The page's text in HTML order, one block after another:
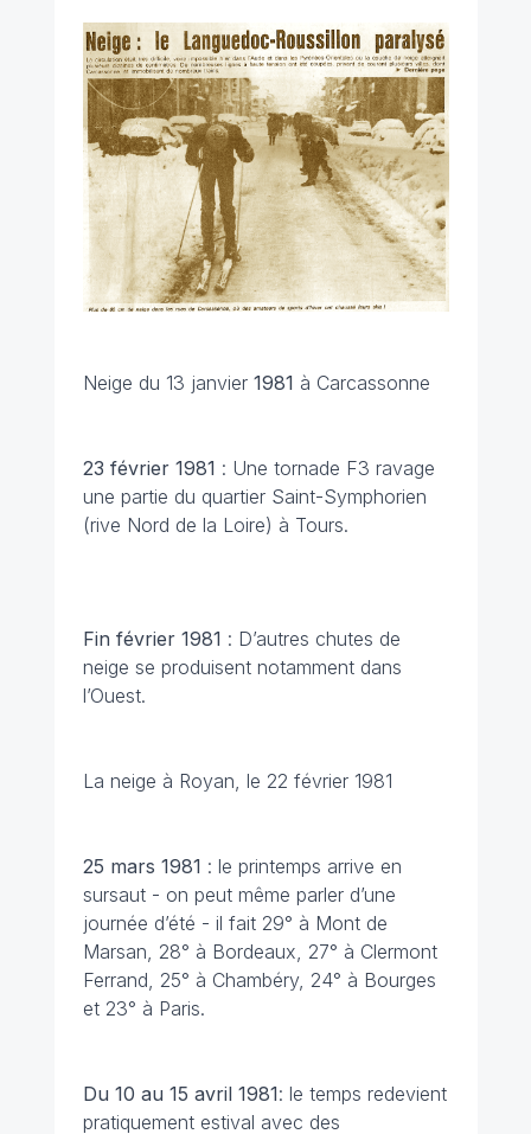
Neige du 13 janvier 1981 à Carcassonne
23 février 1981 : Une tornade F3 ravage
une partie du quartier Saint-Symphorien
(rive Nord de la Loire) à Tours.
Fin février 1981 : D’autres chutes de
neige se produisent notamment dans
l’Ouest.
La neige à Royan, le 22 février 1981
25 mars 1981 : le printemps arrive en
sursaut - on peut même parler d’une
journée d’été - il fait 29° à Mont de
Marsan, 28° à Bordeaux, 27° à Clermont
Ferrand, 25° à Chambéry, 24° à Bourges
et 23° à Paris.
Du 10 au 15 avril 1981: le temps redevient
pratiquement estival avec des